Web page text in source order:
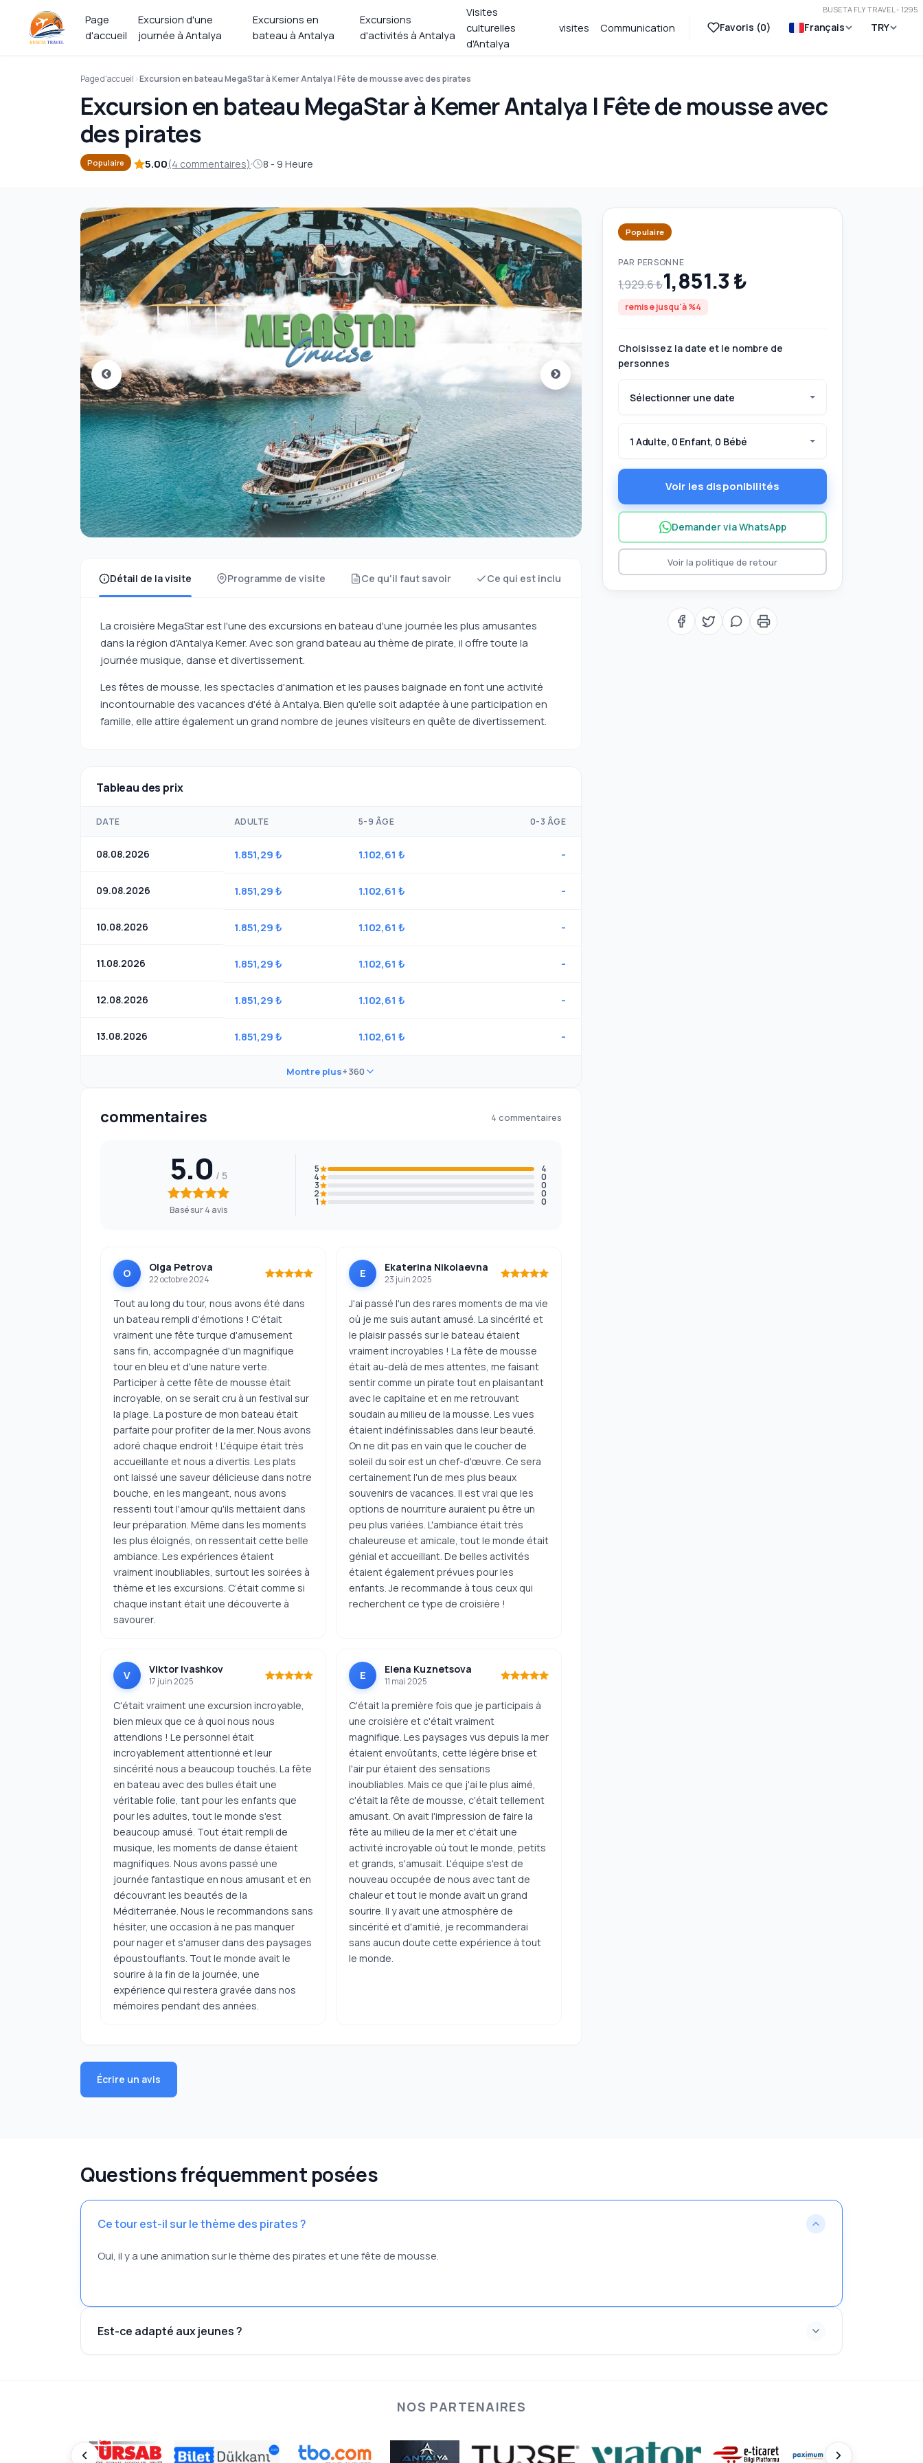
BUSETA FLY TRAVEL - 1295
Page
d'accueil
Excursion d'une
journée à Antalya
Excursions en
bateau à Antalya
Excursions
d'activités à Antalya
Visites
culturelles
d'Antalya
visites Communication Favoris (0) Français TRY
Page d'accueil Excursion en bateau MegaStar à Kemer Antalya | Fête de mousse avec des pirates
Excursion en bateau MegaStar à Kemer Antalya | Fête de mousse avec
des pirates
Populaire 5.00(4 commentaires) 8 - 9 Heure
Détail de la visite Programme de visite Ce qu'il faut savoir Ce qui est inclu Quoi apporter avec vous?
La croisière MegaStar est l'une des excursions en bateau d'une journée les plus amusantes
dans la région d'Antalya Kemer. Avec son grand bateau au thème de pirate, il offre toute la
journée musique, danse et divertissement.
Les fêtes de mousse, les spectacles d'animation et les pauses baignade en font une activité
incontournable des vacances d'été à Antalya. Bien qu'elle soit adaptée à une participation en
famille, elle attire également un grand nombre de jeunes visiteurs en quête de divertissement.
Tableau des prix
DATE ADULTE 5-9 ÂGE 0-3 ÂGE
08.08.2026 1.851,29 ₺ 1.102,61 ₺ -
09.08.2026 1.851,29 ₺ 1.102,61 ₺ -
10.08.2026 1.851,29 ₺ 1.102,61 ₺ -
11.08.2026 1.851,29 ₺ 1.102,61 ₺ -
12.08.2026 1.851,29 ₺ 1.102,61 ₺ -
13.08.2026 1.851,29 ₺ 1.102,61 ₺ -
Montre plus+360
commentaires 4 commentaires
5.0
Basé sur 4 avis
5 4
4 0
3 0
2 0
1 0
O Olga Petrova
22 octobre 2024
Tout au long du tour, nous avons été dans
un bateau rempli d'émotions ! C'était
vraiment une fête turque d'amusement
sans fin, accompagnée d'un magnifique
tour en bleu et d'une nature verte.
Participer à cette fête de mousse était
incroyable, on se serait cru à un festival sur
la plage. La posture de mon bateau était
parfaite pour profiter de la mer. Nous avons
adoré chaque endroit ! L'équipe était très
accueillante et nous a divertis. Les plats
ont laissé une saveur délicieuse dans notre
bouche, en les mangeant, nous avons
ressenti tout l'amour qu'ils mettaient dans
leur préparation. Même dans les moments
les plus éloignés, on ressentait cette belle
ambiance. Les expériences étaient
vraiment inoubliables, surtout les soirées à
thème et les excursions. C’était comme si
chaque instant était une découverte à
savourer.
E Ekaterina Nikolaevna
23 juin 2025
J'ai passé l'un des rares moments de ma vie
où je me suis autant amusé. La sincérité et
le plaisir passés sur le bateau étaient
vraiment incroyables ! La fête de mousse
était au-delà de mes attentes, me faisant
sentir comme un pirate tout en plaisantant
avec le capitaine et en me retrouvant
soudain au milieu de la mousse. Les vues
étaient indéfinissables dans leur beauté.
On ne dit pas en vain que le coucher de
soleil du soir est un chef-d'œuvre. Ce sera
certainement l'un de mes plus beaux
souvenirs de vacances. Il est vrai que les
options de nourriture auraient pu être un
peu plus variées. L'ambiance était très
chaleureuse et amicale, tout le monde était
génial et accueillant. De belles activités
étaient également prévues pour les
enfants. Je recommande à tous ceux qui
recherchent ce type de croisière !
V Viktor Ivashkov
17 juin 2025
C'était vraiment une excursion incroyable,
bien mieux que ce à quoi nous nous
attendions ! Le personnel était
incroyablement attentionné et leur
sincérité nous a beaucoup touchés. La fête
en bateau avec des bulles était une
véritable folie, tant pour les enfants que
pour les adultes, tout le monde s'est
beaucoup amusé. Tout était rempli de
musique, les moments de danse étaient
magnifiques. Nous avons passé une
journée fantastique en nous amusant et en
découvrant les beautés de la
Méditerranée. Nous le recommandons sans
hésiter, une occasion à ne pas manquer
pour nager et s'amuser dans des paysages
époustouflants. Tout le monde avait le
sourire à la fin de la journée, une
expérience qui restera gravée dans nos
mémoires pendant des années.
E Elena Kuznetsova
11 mai 2025
C'était la première fois que je participais à
une croisière et c'était vraiment
magnifique. Les paysages vus depuis la mer
étaient envoûtants, cette légère brise et
l'air pur étaient des sensations
inoubliables. Mais ce que j'ai le plus aimé,
c'était la fête de mousse, c'était tellement
amusant. On avait l'impression de faire la
fête au milieu de la mer et c'était une
activité incroyable où tout le monde, petits
et grands, s'amusait. L'équipe s'est de
nouveau occupée de nous avec tant de
chaleur et tout le monde avait un grand
sourire. Il y avait une atmosphère de
sincérité et d'amitié, je recommanderai
sans aucun doute cette expérience à tout
le monde.
Écrire un avis
Populaire
PAR PERSONNE
1,929.6 ₺1,851.3 ₺
remise jusqu'à %4
Choisissez la date et le nombre de
personnes
Sélectionner une date
1 Adulte, 0 Enfant, 0 Bébé
Voir les disponibilités
Demander via WhatsApp
Voir la politique de retour
Questions fréquemment posées
Ce tour est-il sur le thème des pirates ?
Oui, il y a une animation sur le thème des pirates et une fête de mousse.
Est-ce adapté aux jeunes ?
NOS PARTENAIRES